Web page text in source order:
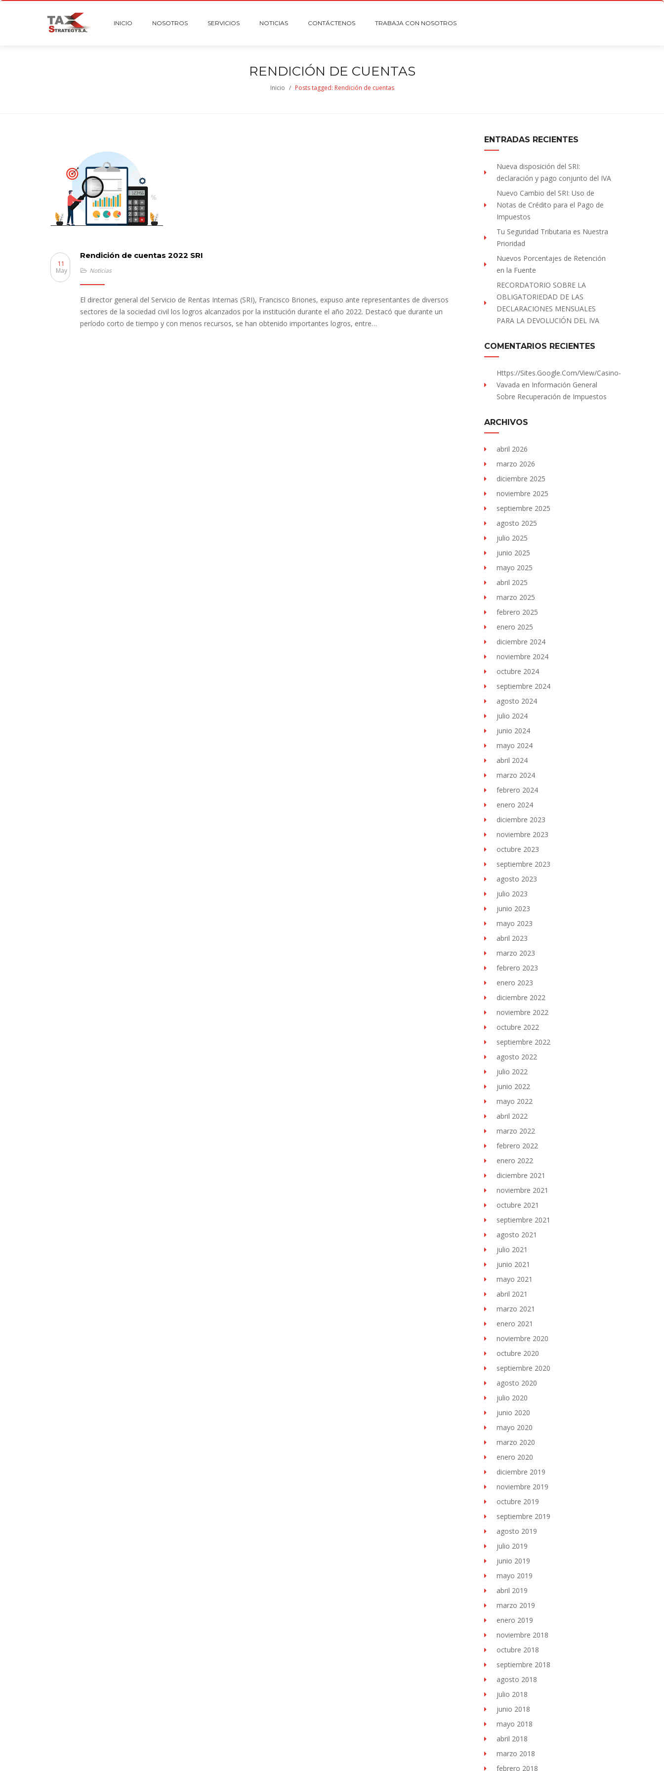
INICIO NOSOTROS SERVICIOS NOTICIAS CONTÁCTENOS TRABAJA CON NOSOTROS
RENDICIÓN DE CUENTAS
Inicio / Posts tagged: Rendición de cuentas
Rendición de cuentas 2022 SRI
11
May
Noticias
El director general del Servicio de Rentas Internas (SRI), Francisco Briones, expuso ante representantes de diversos
sectores de la sociedad civil los logros alcanzados por la institución durante el año 2022. Destacó que durante un
período corto de tiempo y con menos recursos, se han obtenido importantes logros, entre…
ENTRADAS RECIENTES
Nueva disposición del SRI:
declaración y pago conjunto del IVA
Nuevo Cambio del SRI: Uso de
Notas de Crédito para el Pago de
Impuestos
Tu Seguridad Tributaria es Nuestra
Prioridad
Nuevos Porcentajes de Retención
en la Fuente
RECORDATORIO SOBRE LA
OBLIGATORIEDAD DE LAS
DECLARACIONES MENSUALES
PARA LA DEVOLUCIÓN DEL IVA
COMENTARIOS RECIENTES
Https://sites.Google.com/view/Casino-
Vavada en Información General
Sobre Recuperación de Impuestos
ARCHIVOS
abril 2026
marzo 2026
diciembre 2025
noviembre 2025
septiembre 2025
agosto 2025
julio 2025
junio 2025
mayo 2025
abril 2025
marzo 2025
febrero 2025
enero 2025
diciembre 2024
noviembre 2024
octubre 2024
septiembre 2024
agosto 2024
julio 2024
junio 2024
mayo 2024
abril 2024
marzo 2024
febrero 2024
enero 2024
diciembre 2023
noviembre 2023
octubre 2023
septiembre 2023
agosto 2023
julio 2023
junio 2023
mayo 2023
abril 2023
marzo 2023
febrero 2023
enero 2023
diciembre 2022
noviembre 2022
octubre 2022
septiembre 2022
agosto 2022
julio 2022
junio 2022
mayo 2022
abril 2022
marzo 2022
febrero 2022
enero 2022
diciembre 2021
noviembre 2021
octubre 2021
septiembre 2021
agosto 2021
julio 2021
junio 2021
mayo 2021
abril 2021
marzo 2021
enero 2021
noviembre 2020
octubre 2020
septiembre 2020
agosto 2020
julio 2020
junio 2020
mayo 2020
marzo 2020
enero 2020
diciembre 2019
noviembre 2019
octubre 2019
septiembre 2019
agosto 2019
julio 2019
junio 2019
mayo 2019
abril 2019
marzo 2019
enero 2019
noviembre 2018
octubre 2018
septiembre 2018
agosto 2018
julio 2018
junio 2018
mayo 2018
abril 2018
marzo 2018
febrero 2018